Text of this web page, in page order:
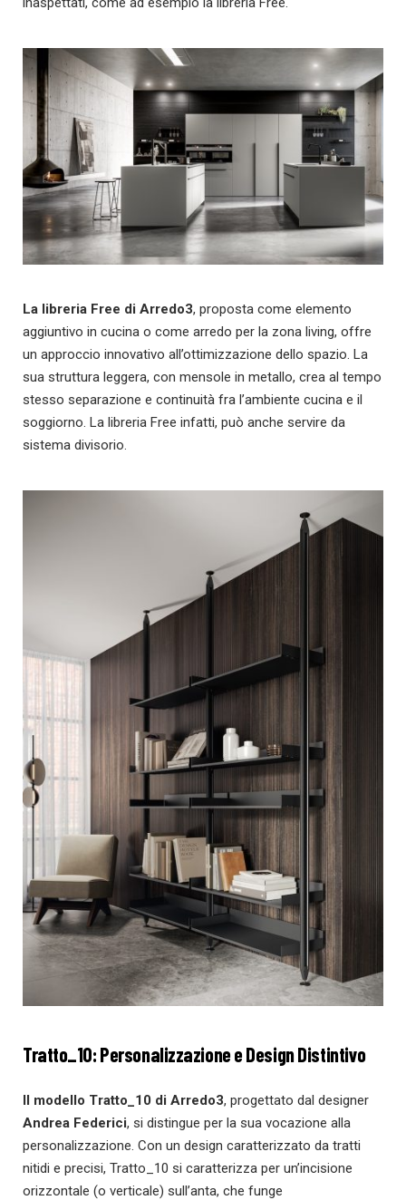
La libreria Free di Arredo3, proposta come elemento
aggiuntivo in cucina o come arredo per la zona living, offre
un approccio innovativo all’ottimizzazione dello spazio. La
sua struttura leggera, con mensole in metallo, crea al tempo
stesso separazione e continuità fra l’ambiente cucina e il
soggiorno. La libreria Free infatti, può anche servire da
sistema divisorio.
Tratto_10: Personalizzazione e Design Distintivo
Il modello Tratto_10 di Arredo3, progettato dal designer
Andrea Federici, si distingue per la sua vocazione alla
personalizzazione. Con un design caratterizzato da tratti
nitidi e precisi, Tratto_10 si caratterizza per un’incisione
orizzontale (o verticale) sull’anta, che funge